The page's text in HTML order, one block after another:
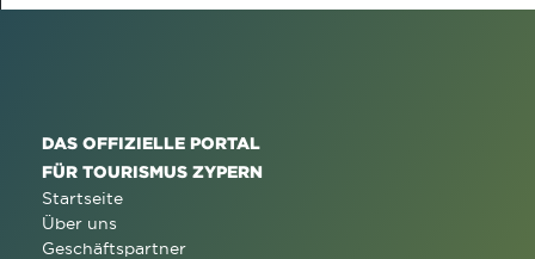
DAS OFFIZIELLE PORTAL
FÜR TOURISMUS ZYPERN
Startseite
Über uns
Geschäftspartner